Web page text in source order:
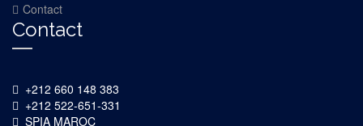
Contact
Contact
+212 660 148 383
+212 522-651-331
SPIA MAROC